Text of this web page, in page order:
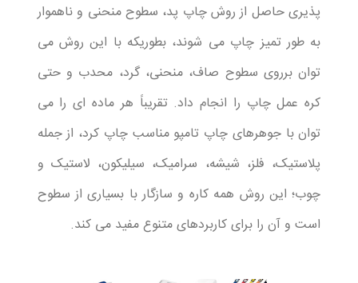
پذیری حاصل از روش چاپ پد، سطوح منحنی و ناهموار
به طور تمیز چاپ می شوند، بطوریکه با این روش می
توان برروی سطوح صاف، منحنی، گرد، محدب و حتی
کره عمل چاپ را انجام داد. تقریباً هر ماده ای را می
توان با جوهرهای چاپ تامپو مناسب چاپ کرد، از جمله
پلاستیک، فلز، شیشه، سرامیک، سیلیکون، لاستیک و
چوب؛ این روش همه کاره و سازگار با بسیاری از سطوح
است و آن را برای کاربردهای متنوع مفید می کند.